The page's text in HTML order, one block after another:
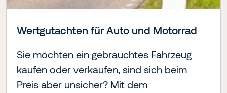
Wertgutachten für Auto und Motorrad
Sie möchten ein gebrauchtes Fahrzeug
kaufen oder verkaufen, sind sich beim
Preis aber unsicher? Mit dem